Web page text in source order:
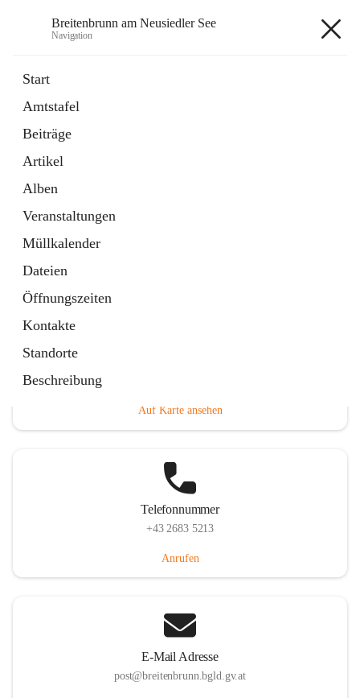
Breitenbrunn am Neusiedler See
Navigation
Start
Amtstafel
Beiträge
Artikel
Alben
Veranstaltungen
Müllkalender
Dateien
Öffnungszeiten
Kontakte
Standorte
Beschreibung
18 Schnellzugriffe
Gemeindeservice
Auf Karte ansehen
Telefonnummer
+43 2683 5213
Anrufen
E-Mail Adresse
post@breitenbrunn.bgld.gv.at